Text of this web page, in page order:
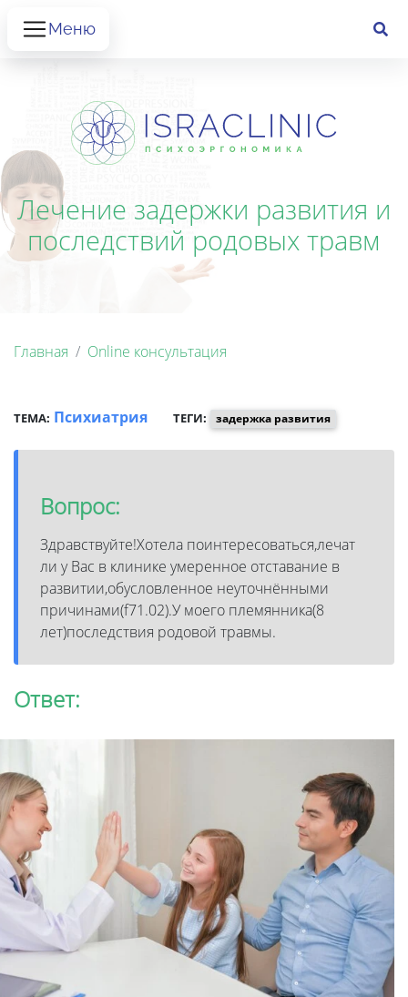
Меню
Лечение задержки развития и
последствий родовых травм
Главная Online консультация
ТЕМА: Психиатрия ТЕГИ: задержка развития
Вопрос:
Здравствуйте!Хотела поинтересоваться,лечат
ли у Вас в клинике умеренное отставание в
развитии,обусловленное неуточнёнными
причинами(f71.02).У моего племянника(8
лет)последствия родовой травмы.
Ответ: